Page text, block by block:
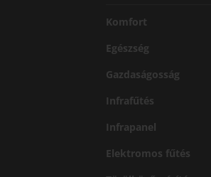
Komfort
Egészség
Gazdaságosság
Infrafűtés
Infrapanel
Elektromos fűtés